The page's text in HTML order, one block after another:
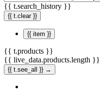
{{ t.search_history }}
{{ t.clear }}
{{ item }}
{{ t.products }}
{{ live_data.products.length }}
{{ t.see_all }} →